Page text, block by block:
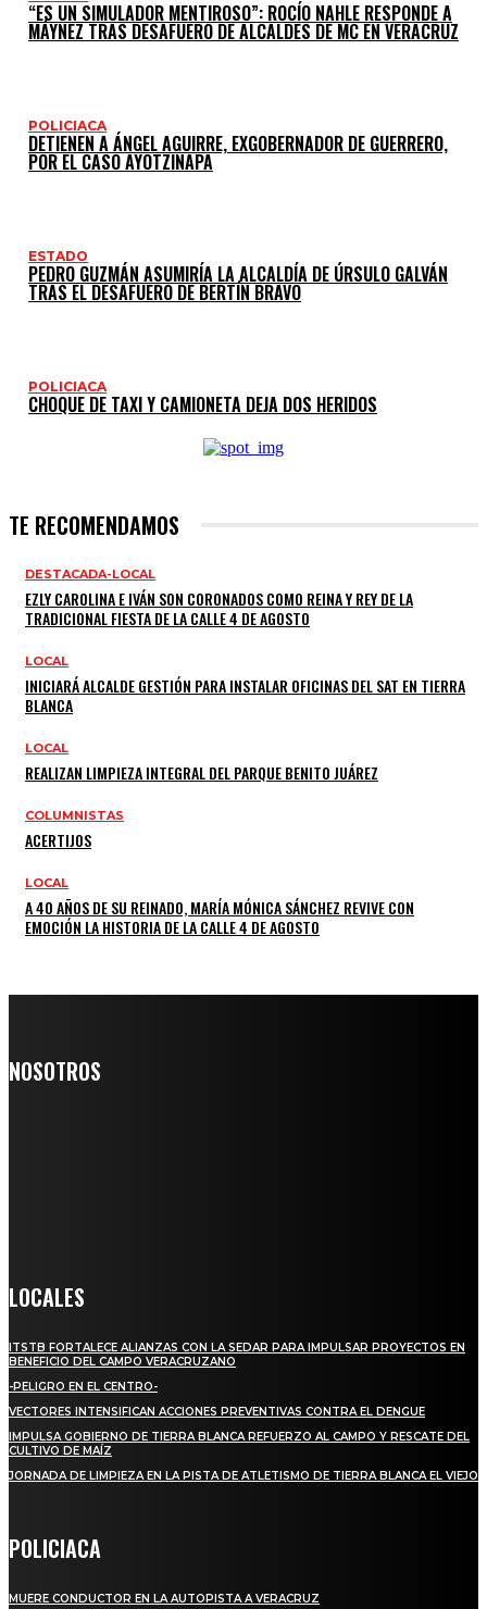
“ES UN SIMULADOR MENTIROSO”: ROCÍO NAHLE RESPONDE A
MÁYNEZ TRAS DESAFUERO DE ALCALDES DE MC EN VERACRUZ
POLICIACA
DETIENEN A ÁNGEL AGUIRRE, EXGOBERNADOR DE GUERRERO,
POR EL CASO AYOTZINAPA
ESTADO
PEDRO GUZMÁN ASUMIRÍA LA ALCALDÍA DE ÚRSULO GALVÁN
TRAS EL DESAFUERO DE BERTÍN BRAVO
POLICIACA
CHOQUE DE TAXI Y CAMIONETA DEJA DOS HERIDOS
TE RECOMENDAMOS
DESTACADA-LOCAL
EZLY CAROLINA E IVÁN SON CORONADOS COMO REINA Y REY DE LA
TRADICIONAL FIESTA DE LA CALLE 4 DE AGOSTO
LOCAL
INICIARÁ ALCALDE GESTIÓN PARA INSTALAR OFICINAS DEL SAT EN TIERRA
BLANCA
LOCAL
REALIZAN LIMPIEZA INTEGRAL DEL PARQUE BENITO JUÁREZ
COLUMNISTAS
ACERTIJOS
LOCAL
A 40 AÑOS DE SU REINADO, MARÍA MÓNICA SÁNCHEZ REVIVE CON
EMOCIÓN LA HISTORIA DE LA CALLE 4 DE AGOSTO
NOSOTROS
LOCALES
ITSTB FORTALECE ALIANZAS CON LA SEDAR PARA IMPULSAR PROYECTOS EN
BENEFICIO DEL CAMPO VERACRUZANO
-PELIGRO EN EL CENTRO-
VECTORES INTENSIFICAN ACCIONES PREVENTIVAS CONTRA EL DENGUE
IMPULSA GOBIERNO DE TIERRA BLANCA REFUERZO AL CAMPO Y RESCATE DEL
CULTIVO DE MAÍZ
JORNADA DE LIMPIEZA EN LA PISTA DE ATLETISMO DE TIERRA BLANCA EL VIEJO
POLICIACA
MUERE CONDUCTOR EN LA AUTOPISTA A VERACRUZ